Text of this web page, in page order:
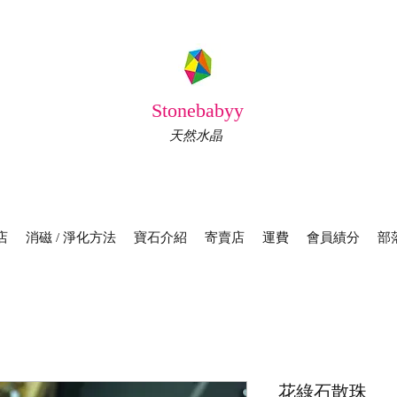
Stonebabyy
天然水晶
消磁 / 淨化方法 寶石介紹 寄賣店 運費 會員績分 部
花綠石散珠